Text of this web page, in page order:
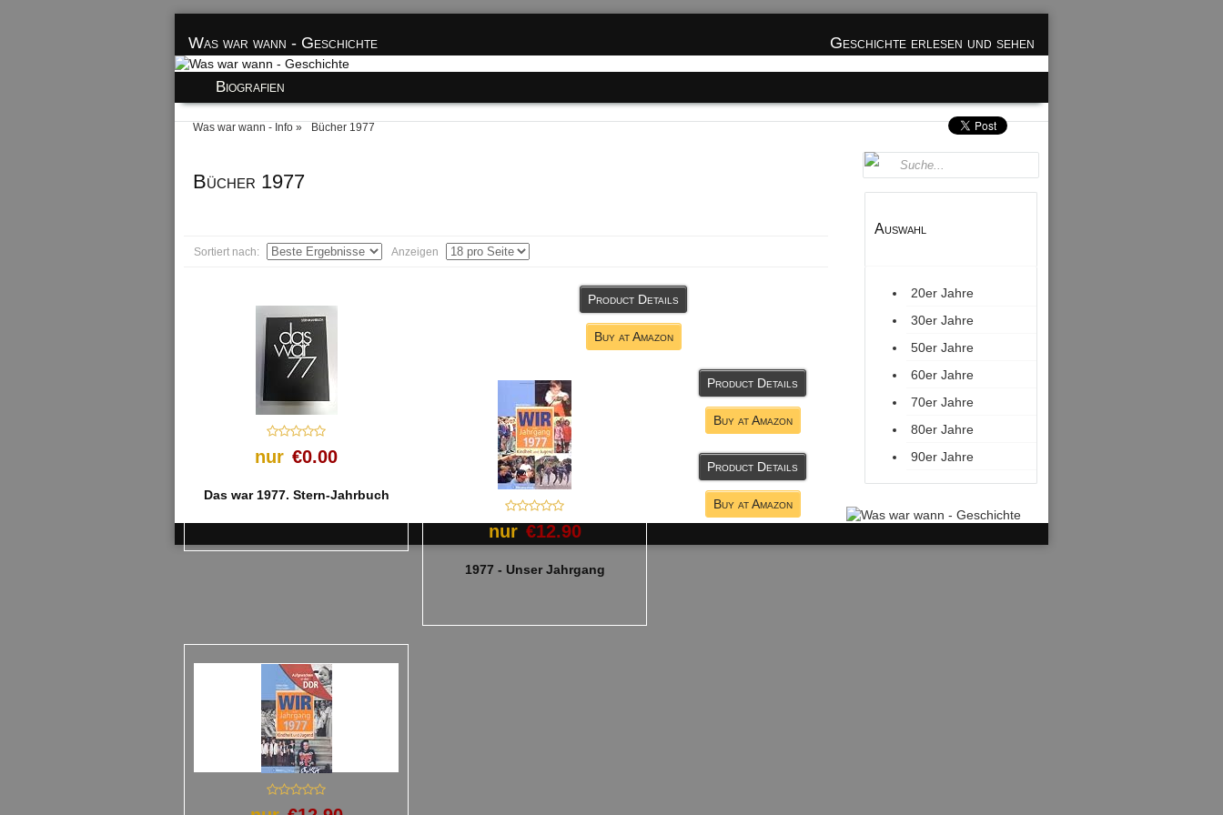
Geschichte erlesen und sehen
Was war wann - Geschichte
Biografien
Was war wann - Info Bücher 1977
Bücher 1977
Sortiert nach: Anzeigen
nur €0.00
Das war 1977. Stern-Jahrbuch
Product Details
Buy at Amazon
nur €12.90
1977 - Unser Jahrgang
Product Details
Buy at Amazon
Product Details
Buy at Amazon
Auswahl
20er Jahre
30er Jahre
50er Jahre
60er Jahre
70er Jahre
80er Jahre
90er Jahre